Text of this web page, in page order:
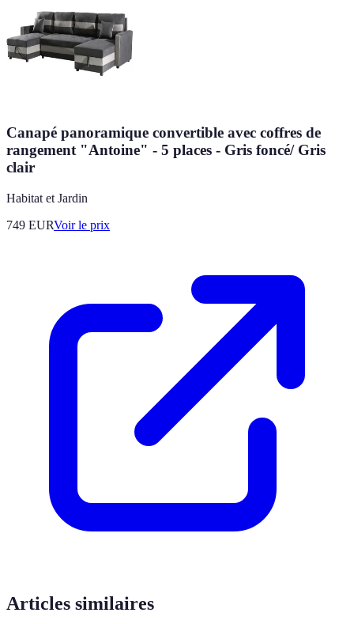
Canapé panoramique convertible avec coffres de
rangement "Antoine" - 5 places - Gris foncé/ Gris
clair
Habitat et Jardin
749 EURVoir le prix
Articles similaires